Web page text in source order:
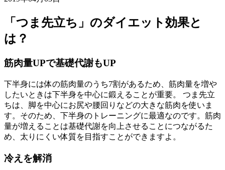
「つま先立ち」のダイエット効果と
は？
筋肉量UPで基礎代謝もUP
下半身には体の筋肉量のうち7割があるため、筋肉量を増や
したいときは下半身を中心に鍛えることが重要。 つま先立
ちは、脚を中心にお尻や腰回りなどの大きな筋肉を使いま
す。そのため、下半身のトレーニングに最適なのです。筋肉
量が増えることは基礎代謝を向上させることにつながるた
め、太りにくい体質を目指すことができますよ。
冷えを解消